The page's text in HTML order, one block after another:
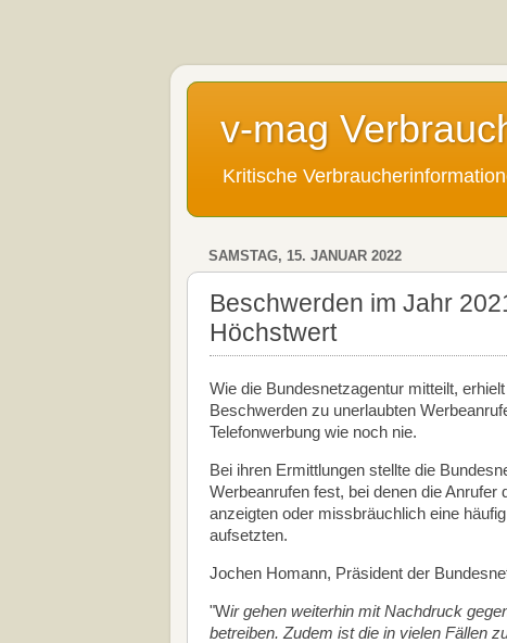
v-mag
Kritische
SAMSTAG, 15. JANUAR 2022
Beschwerden im Jahr
Höchstwert
Wie die Bundesnetzagentur mitteilt,
Beschwerden zu unerlaubten
Telefonwerbung wie noch nie.
Bei ihren Ermittlungen stellte die
Werbeanrufen fest, bei denen die
anzeigten oder missbräuchlich eine
aufsetzten.
Jochen Homann, Präsident der
"Wir gehen weiterhin mit Nachdruck
betreiben. Zudem ist die in vielen Fällen